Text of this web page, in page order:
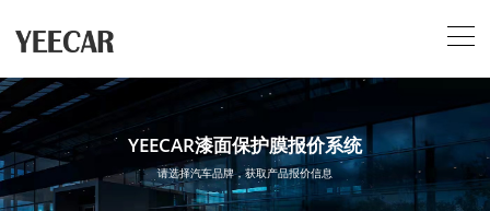
YEECAR漆面保护膜报价系统
请选择汽车品牌，获取产品报价信息